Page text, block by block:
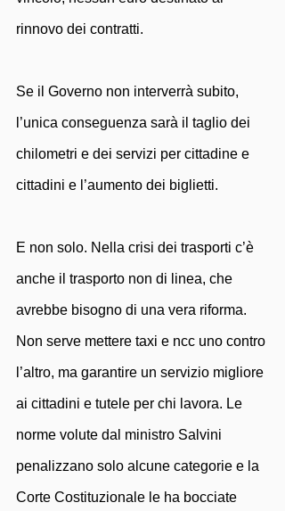
rinnovo dei contratti.
Se il Governo non interverrà subito,
l’unica conseguenza sarà il taglio dei
chilometri e dei servizi per cittadine e
cittadini e l’aumento dei biglietti.
E non solo. Nella crisi dei trasporti c’è
anche il trasporto non di linea, che
avrebbe bisogno di una vera riforma.
Non serve mettere taxi e ncc uno contro
l’altro, ma garantire un servizio migliore
ai cittadini e tutele per chi lavora. Le
norme volute dal ministro Salvini
penalizzano solo alcune categorie e la
Corte Costituzionale le ha bocciate